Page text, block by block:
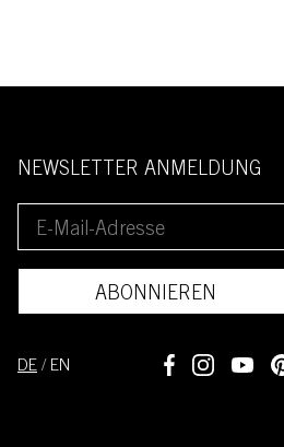
NEWSLETTER ANMELDUNG
ABONNIEREN
DE / EN